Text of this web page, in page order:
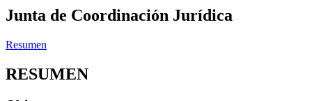
Junta de Coordinación Jurídica
Resumen
RESUMEN